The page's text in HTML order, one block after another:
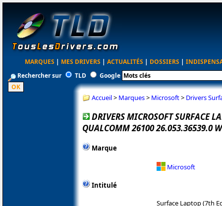
MARQUES | MES DRIVERS | ACTUALITÉS | DOSSIERS |
Rechercher sur
TLD Google
Accueil> Marques> Microsoft> Drivers
DRIVERS MICROSOFT SURFACE
QUALCOMM 26100 26.053.36539.0
Marque
Microsoft
Intitulé
Surface Laptop (7th